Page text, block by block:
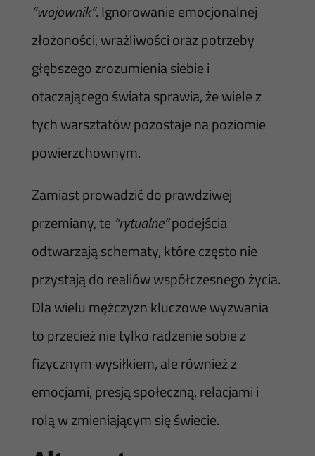
“wojownik”. Ignorowanie emocjonalnej
złożoności, wrażliwości oraz potrzeby
głębszego zrozumienia siebie i
otaczającego świata sprawia, że wiele z
tych warsztatów pozostaje na poziomie
powierzchownym.
Zamiast prowadzić do prawdziwej
przemiany, te “rytualne”podejścia
odtwarzają schematy, które często nie
przystają do realiów współczesnego życia.
Dla wielu mężczyzn kluczowe wyzwania
to przecież nie tylko radzenie sobie z
fizycznym wysiłkiem, ale również z
emocjami, presją społeczną, relacjami i
rolą w zmieniającym się świecie.